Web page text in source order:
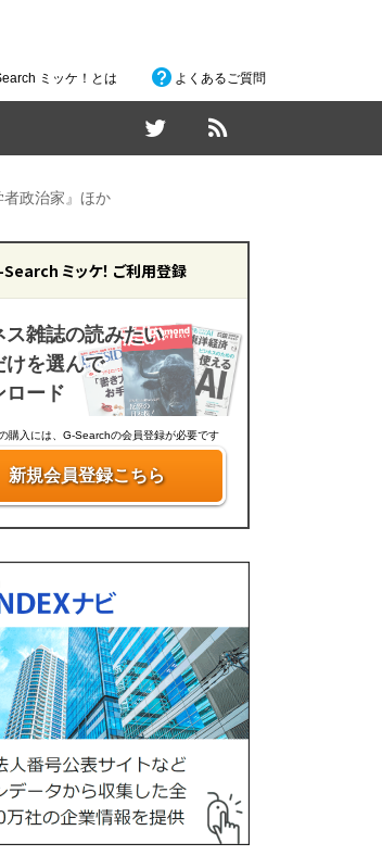
ミッケ！とは よくあるご質問
政治家』ほか
Search ミッケ！ ご利用登録
ス雑誌の読みたい
けを選んで
ロード
購入には、G-Searchの会員登録が必要です
新規会員登録こちら